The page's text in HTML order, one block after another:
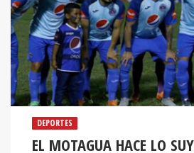
DEPORTES
EL MOTAGUA HACE LO